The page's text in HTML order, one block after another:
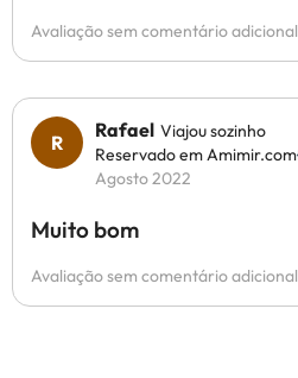
Avaliação sem comentário adicional
Rafael Viajou sozinho
Reservado em Amimir.com
Agosto 2022
Muito bom
Avaliação sem comentário adicional